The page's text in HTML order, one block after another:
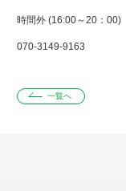
時間外 (16:00～20：00)
070-3149-9163
一覧へ